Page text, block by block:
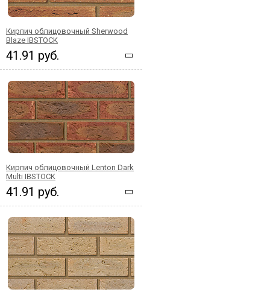
Кирпич облицовочный Sherwood
Blaze IBSTOCK
41.91 руб.
Кирпич облицовочный Lenton Dark
Multi IBSTOCK
41.91 руб.